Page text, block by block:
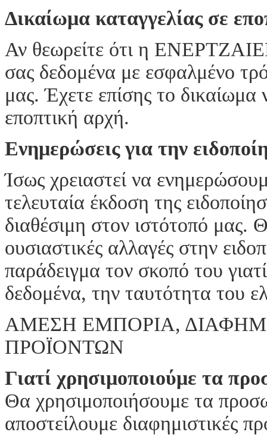
Δικαίωμα καταγγελίας σε
Αν θεωρείτε ότι η
σας δεδομένα με εσφαλμένο
μας. Έχετε επίσης το δικαίωμα
εποπτική αρχή.
Ενημερώσεις για την
Ίσως χρειαστεί να
τελευταία έκδοση της
διαθέσιμη στον ιστότοπό μας.
ουσιαστικές αλλαγές στην
παράδειγμα τον σκοπό του
δεδομένα, την ταυτότητα του
ΑΜΕΣΗ ΕΜΠΟΡΙΑ,
ΠΡΟΪΟΝΤΩΝ
Γιατί χρησιμοποιούμε τα
Θα χρησιμοποιήσουμε τα
αποστείλουμε διαφημιστικές